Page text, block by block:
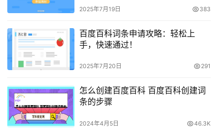
2025年7月19日 383
百度百科词条申请攻略：轻松上
手，快速通过！
2025年7月20日 291
怎么创建百度百科 百度百科创建词
条的步骤
2024年4月5日 46.3K